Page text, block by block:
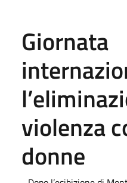
Giornata
violenza
donne